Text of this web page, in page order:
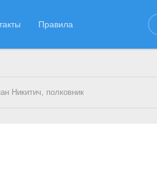
Правила
Никитич, полковник